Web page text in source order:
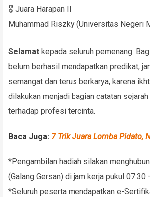
🎖 Juara Harapan II
Muhammad Riszky (Universitas Negeri
Selamatkepada seluruh pemenang.
belum berhasil mendapatkan predikat,
semangat dan terus berkarya, karena
dilakukan menjadi bagian catatan
terhadap profesi tercinta.
Baca Juga: 7 Trik Juara Lomba Pidato,
*Pengambilan hadiah silakan
(Galang Gersan) di jam kerja pukul 07.30
*Seluruh peserta mendapatkan e-